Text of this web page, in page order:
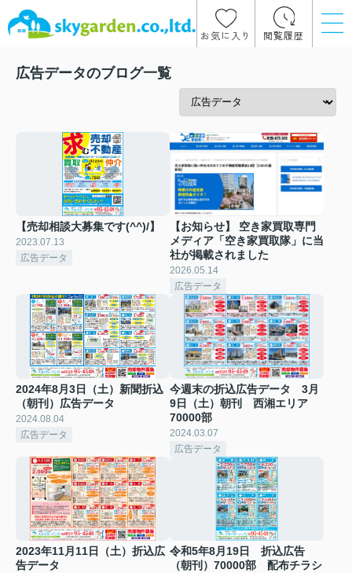
お気に入り 閲覧履歴
広告データのブログ一覧
【売却相談大募集です(^^)/】
2023.07.13
広告データ
【お知らせ】 空き家買取専門
メディア「空き家買取隊」に当
社が掲載されました
2026.05.14
広告データ
2024年8月3日（土）新聞折込
（朝刊）広告データ
2024.08.04
広告データ
今週末の折込広告データ 3月
9日（土）朝刊 西湘エリア
70000部
2024.03.07
広告データ
2023年11月11日（土）折込広
告データ
令和5年8月19日 折込広告
（朝刊）70000部 配布チラシ